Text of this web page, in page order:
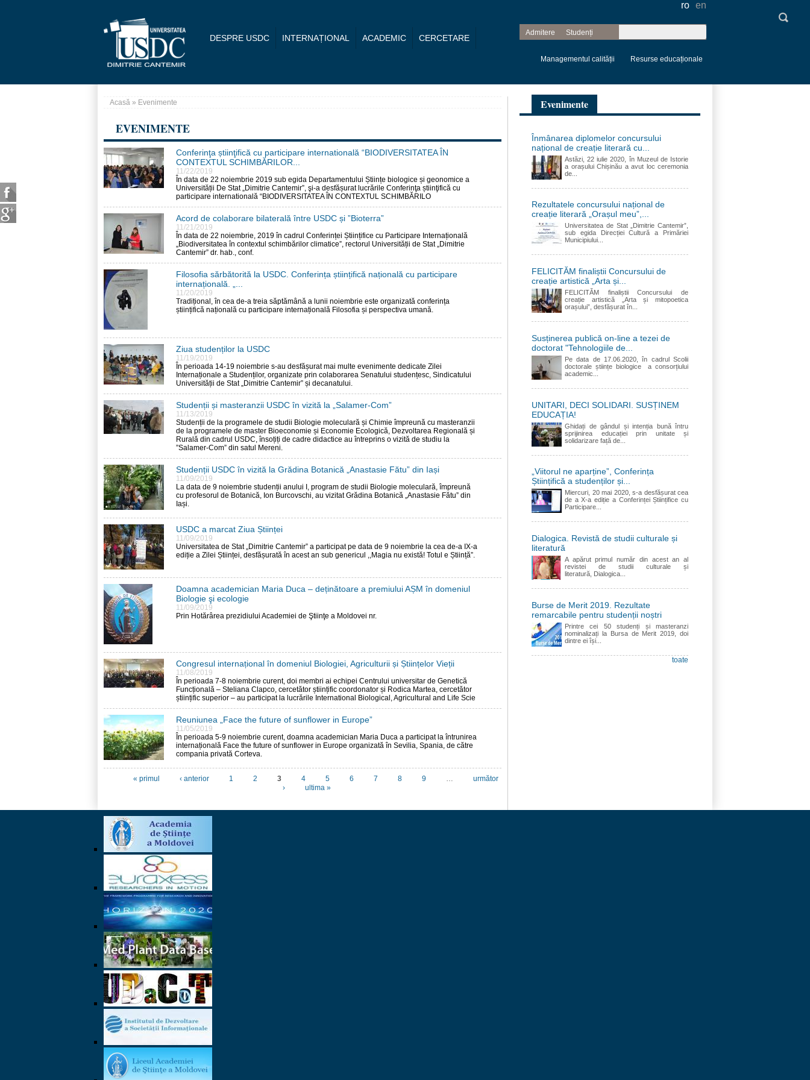
DESPRE USDC INTERNAȚIONAL ACADEMIC CERCETARE
ro en
Admitere Studenți
Formular de
căutare
Managementul calității Resurse educaționale
Acasă » Evenimente
EVENIMENTE
Conferinţa știinţifică cu participare internatională “BIODIVERSITATEA ÎN
CONTEXTUL SCHIMBĂRILOR...
11/22/2019
În data de 22 noiembrie 2019 sub egida Departamentului Științe biologice și geonomice a
Universității De Stat „Dimitrie Cantemir”, şi-a desfășurat lucrările Conferinţa știinţifică cu
participare internatională “BIODIVERSITATEA ÎN CONTEXTUL SCHIMBĂRILO
Acord de colaborare bilaterală între USDC și ”Bioterra”
11/21/2019
În data de 22 noiembrie, 2019 în cadrul Conferinței Științifice cu Participare Internațională
„Biodiversitatea în contextul schimbărilor climatice”, rectorul Universității de Stat „Dimitrie
Cantemir” dr. hab., conf.
Filosofia sărbătorită la USDC. Conferința științifică națională cu participare
internațională. „...
11/20/2019
Tradițional, în cea de-a treia săptămână a lunii noiembrie este organizată conferința
științifică națională cu participare internațională Filosofia și perspectiva umană.
Ziua studenților la USDC
11/19/2019
În perioada 14-19 noiembrie s-au desfășurat mai multe evenimente dedicate Zilei
Internaționale a Studenților, organizate prin colaborarea Senatului studențesc, Sindicatului
Universității de Stat „Dimitrie Cantemir” și decanatului.
Studenții și masteranzii USDC în vizită la „Salamer-Com”
11/13/2019
Studenții de la programele de studii Biologie moleculară și Chimie împreună cu masteranzii
de la programele de master Bioeconomie și Economie Ecologică, Dezvoltarea Regională și
Rurală din cadrul USDC, însoțiți de cadre didactice au întreprins o vizită de studiu la
”Salamer-Com” din satul Mereni.
Studenții USDC în vizită la Grădina Botanică „Anastasie Fătu” din Iași
11/09/2019
La data de 9 noiembrie studenții anului I, program de studii Biologie moleculară, împreună
cu profesorul de Botanică, Ion Burcovschi, au vizitat Grădina Botanică „Anastasie Fătu” din
Iași.
USDC a marcat Ziua Științei
11/09/2019
Universitatea de Stat „Dimitrie Cantemir” a participat pe data de 9 noiembrie la cea de-a IX-a
ediție a Zilei Științei, desfășurată în acest an sub genericul ,,Magia nu există! Totul e Știință”.
Doamna academician Maria Duca – deținătoare a premiului AȘM în domeniul
Biologie şi ecologie
11/09/2019
Prin Hotărârea prezidiului Academiei de Ştiinţe a Moldovei nr.
Congresul internațional în domeniul Biologiei, Agriculturii și Științelor Vieții
11/08/2019
În perioada 7-8 noiembrie curent, doi membri ai echipei Centrului universitar de Genetică
Funcțională – Steliana Clapco, cercetător științific coordonator și Rodica Martea, cercetător
științific superior – au participat la lucrările International Biological, Agricultural and Life Scie
Reuniunea „Face the future of sunflower in Europe”
11/05/2019
În perioada 5-9 noiembrie curent, doamna academician Maria Duca a participat la întrunirea
internațională Face the future of sunflower in Europe organizată în Sevilia, Spania, de către
compania privată Corteva.
Pagini
« primul ‹ anterior 1 2 3 4 5 6 7 8 9 …
următor
›
ultima »
Evenimente
Înmânarea diplomelor concursului
național de creație literară cu...
Astăzi, 22 iulie 2020, în Muzeul de Istorie
a orașului Chișinău a avut loc ceremonia
de...
Rezultatele concursului național de
creație literară „Orașul meu”,...
Universitatea de Stat „Dimitrie Cantemir”,
sub egida Direcției Cultură a Primăriei
Municipiului...
FELICITĂM finaliștii Concursului de
creație artistică „Arta și...
FELICITĂM finaliștii Concursului de
creație artistică „Arta și mitopoetica
orașului”, desfășurat în...
Susținerea publică on-line a tezei de
doctorat "Tehnologiile de...
Pe data de 17.06.2020, în cadrul Scolii
doctorale științe biologice a consorțiului
academic...
UNITARI, DECI SOLIDARI. SUSȚINEM
EDUCAȚIA!
Ghidați de gândul și intenția bună întru
sprijinirea educației prin unitate și
solidarizare față de...
„Viitorul ne aparține”, Conferința
Științifică a studenților și...
Miercuri, 20 mai 2020, s-a desfășurat cea
de a X-a ediție a Conferinței Științifice cu
Participare...
Dialogica. Revistă de studii culturale și
literatură
A apărut primul număr din acest an al
revistei de studii culturale și
literatură, Dialogica...
Burse de Merit 2019. Rezultate
remarcabile pentru studenții noștri
Printre cei 50 studenți și masteranzi
nominalizați la Bursa de Merit 2019, doi
dintre ei își...
toate